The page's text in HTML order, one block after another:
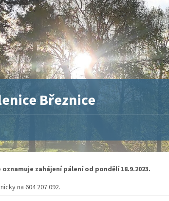
Březnice
zahájení pálení od pondělí 18.9.2023.
na 604 207 092.